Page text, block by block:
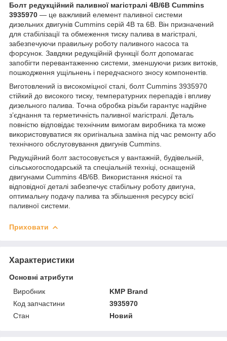
Болт редукційний паливної магістралі 4B/6B Cummins
3935970 — це важливий елемент паливної системи
дизельних двигунів Cummins серій 4B та 6B. Він призначений
для стабілізації та обмеження тиску палива в магістралі,
забезпечуючи правильну роботу паливного насоса та
форсунок. Завдяки редукційній функції болт допомагає
запобігти перевантаженню системи, зменшуючи ризик витоків,
пошкодження ущільнень і передчасного зносу компонентів.
Виготовлений із високоміцної сталі, болт Cummins 3935970
стійкий до високого тиску, температурних перепадів і впливу
дизельного палива. Точна обробка різьби гарантує надійне
з’єднання та герметичність паливної магістралі. Деталь
повністю відповідає технічним вимогам виробника та може
використовуватися як оригінальна заміна під час ремонту або
технічного обслуговування двигунів Cummins.
Редукційний болт застосовується у вантажній, будівельній,
сільськогосподарській та спеціальній техніці, оснащеній
двигунами Cummins 4B/6B. Використання якісної та
відповідної деталі забезпечує стабільну роботу двигуна,
оптимальну подачу палива та збільшення ресурсу всієї
паливної системи.
Приховати
Характеристики
Основні атрибути
Виробник
KMP Brand
Код запчастини
3935970
Стан
Новий